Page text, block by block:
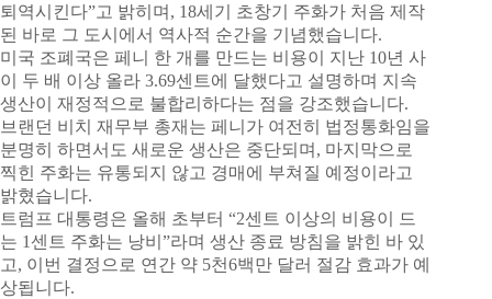
퇴역시킨다”고 밝히며, 18세기 초창기 주화가 처음 제작
된 바로 그 도시에서 역사적 순간을 기념했습니다.
미국 조폐국은 페니 한 개를 만드는 비용이 지난 10년 사
이 두 배 이상 올라 3.69센트에 달했다고 설명하며 지속
생산이 재정적으로 불합리하다는 점을 강조했습니다.
브랜던 비치 재무부 총재는 페니가 여전히 법정통화임을
분명히 하면서도 새로운 생산은 중단되며, 마지막으로
찍힌 주화는 유통되지 않고 경매에 부쳐질 예정이라고
밝혔습니다.
트럼프 대통령은 올해 초부터 “2센트 이상의 비용이 드
는 1센트 주화는 낭비”라며 생산 종료 방침을 밝힌 바 있
고, 이번 결정으로 연간 약 5천6백만 달러 절감 효과가 예
상됩니다.